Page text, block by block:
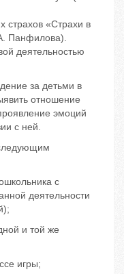
страхов «Страхи в
Панфилова).
деятельностью
за детьми в
отношение
эмоций
с ней.
с
деятельности
и той же
игры;